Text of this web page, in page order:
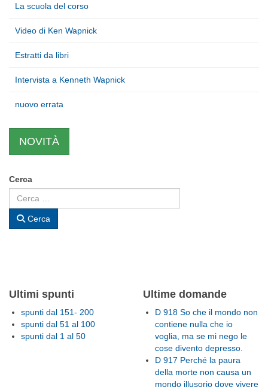
La scuola del corso
Video di Ken Wapnick
Estratti da libri
Intervista a Kenneth Wapnick
nuovo errata
NOVITÀ
Cerca
Cerca
Ultimi spunti
spunti dal 151- 200
spunti dal 51 al 100
spunti dal 1 al 50
Ultime domande
D 918 So che il mondo non
contiene nulla che io
voglia, ma se mi nego le
cose divento depresso.
D 917 Perché la paura
della morte non causa un
mondo illusorio dove vivere